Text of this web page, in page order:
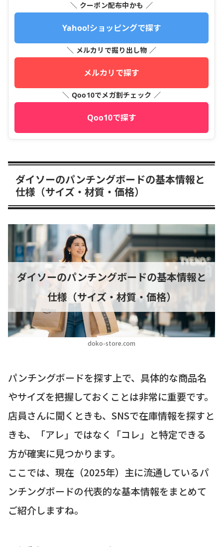
＼ クーポン配布中かも ／
Yahoo!ショッピングで探す
＼ メルカリで掘り出し物 ／
メルカリで探す
＼ Qoo10でメガ割チェック ／
Qoo10で探す
ダイソーのパンチングボードの基本情報と
仕様（サイズ・材質・価格）
doko-store.com
ダイソーのパンチングボードの基本情報と
仕様（サイズ・材質・価格）
パンチングボードを探す上で、具体的な商品名
やサイズを把握しておくことは非常に重要です。
店員さんに聞くときも、SNSで在庫情報を探すと
きも、「アレ」ではなく「コレ」と特定できる
方が確実に見つかります。
ここでは、現在（2025年）主に流通しているパ
ンチングボードの代表的な基本情報をまとめて
ご紹介しますね。